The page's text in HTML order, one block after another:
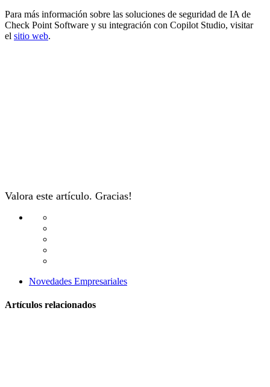
Para más información sobre las soluciones de seguridad de IA de
Check Point Software y su integración con Copilot Studio, visitar
el sitio web.
Valora este artículo. Gracias!
Novedades Empresariales
Artículos relacionados